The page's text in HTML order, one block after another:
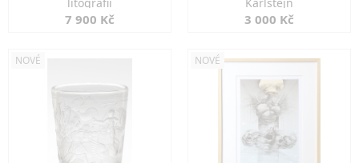
7 900 Kč 3 000 Kč
NOVÉ NOVÉ